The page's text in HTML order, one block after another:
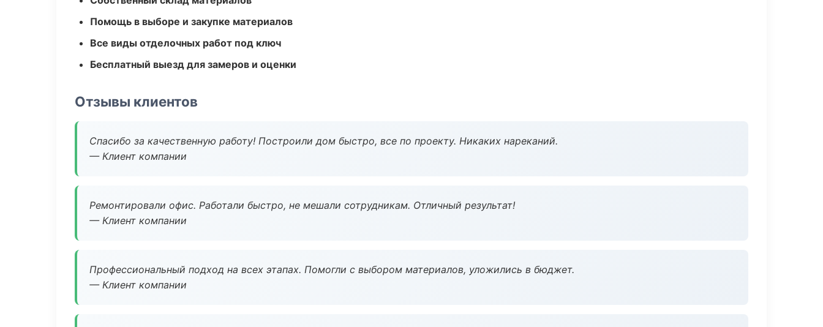
Помощь в выборе и закупке материалов
Все виды отделочных работ под ключ
Бесплатный выезд для замеров и оценки
Отзывы клиентов
Спасибо за качественную работу! Построили дом быстро, все по проекту. Никаких нареканий.
— Клиент компании
Ремонтировали офис. Работали быстро, не мешали сотрудникам. Отличный результат!
— Клиент компании
Профессиональный подход на всех этапах. Помогли с выбором материалов, уложились в бюджет.
— Клиент компании